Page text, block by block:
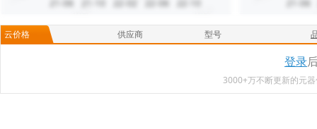
云价格 供应商 型号
登录
3000+万不断更新的元